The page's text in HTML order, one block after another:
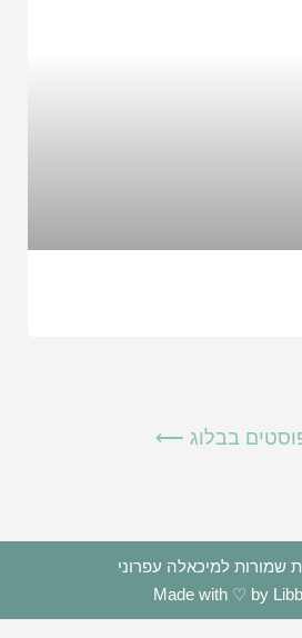
בבלוג ⟵
שמורות למיכאלה עפרוני
Made with ♡ by